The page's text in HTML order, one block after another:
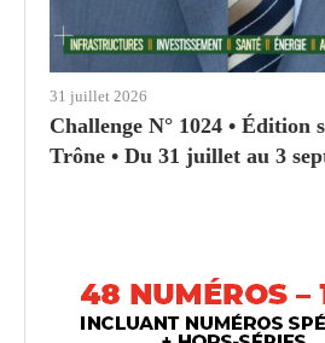
31 juillet 2026
Challenge N° 1024 • Édition
Trône • Du 31 juillet au 3